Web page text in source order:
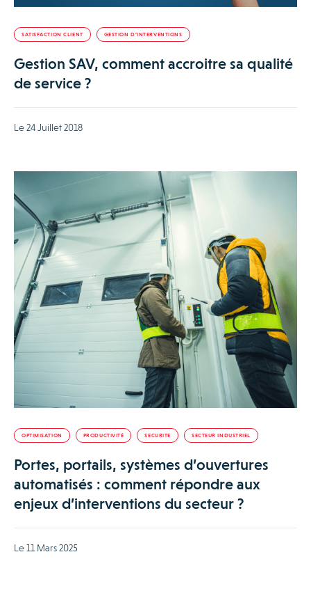
SATISFACTION CLIENT GESTION D’INTERVENTIONS
Gestion SAV, comment accroitre sa qualité
de service ?
Le 24 Juillet 2018
OPTIMISATION PRODUCTIVITÉ SECURITE SECTEUR INDUSTRIEL
Portes, portails, systèmes d’ouvertures
automatisés : comment répondre aux
enjeux d’interventions du secteur ?
Le 11 Mars 2025